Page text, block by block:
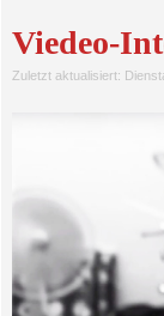
Viedeo-
Zuletzt aktualisiert: